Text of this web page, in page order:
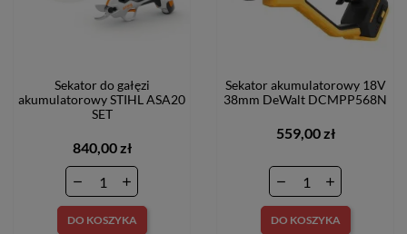
Sekator do gałęzi
akumulatorowy STIHL ASA20
SET
840,00 zł
DO KOSZYKA
Sekator akumulatorowy 18V
38mm DeWalt DCMPP568N
559,00 zł
DO KOSZYKA